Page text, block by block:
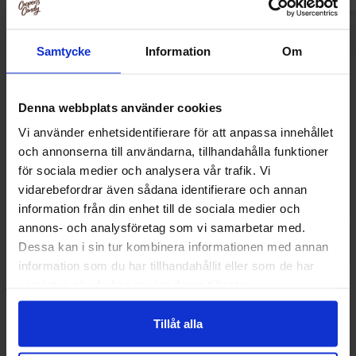
Samtycke Information Om
Denna webbplats använder cookies
Vi använder enhetsidentifierare för att anpassa innehållet
och annonserna till användarna, tillhandahålla funktioner
för sociala medier och analysera vår trafik. Vi
vidarebefordrar även sådana identifierare och annan
information från din enhet till de sociala medier och
annons- och analysföretag som vi samarbetar med.
Dessa kan i sin tur kombinera informationen med annan
information som du har tillhandahållit eller som de har
Tillåt alla
M&Ms Choklad 330g Popcornkrydda